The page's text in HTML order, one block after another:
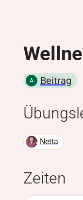
A Beitrag
Netta
Zeiten